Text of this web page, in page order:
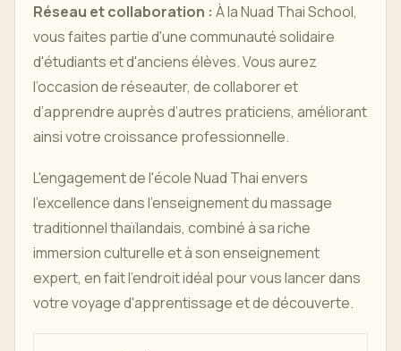
Réseau et collaboration : À la Nuad Thai School,
vous faites partie d'une communauté solidaire
d'étudiants et d'anciens élèves. Vous aurez
l’occasion de réseauter, de collaborer et
d’apprendre auprès d’autres praticiens, améliorant
ainsi votre croissance professionnelle.
L'engagement de l'école Nuad Thai envers
l'excellence dans l'enseignement du massage
traditionnel thaïlandais, combiné à sa riche
immersion culturelle et à son enseignement
expert, en fait l'endroit idéal pour vous lancer dans
votre voyage d'apprentissage et de découverte.